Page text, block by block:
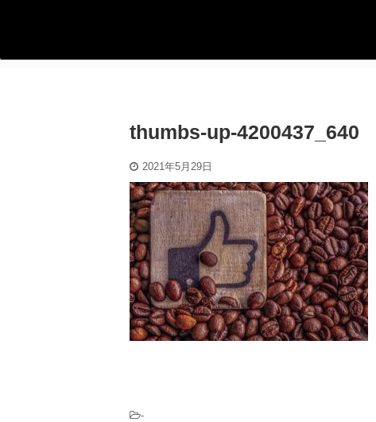
thumbs-up-4200437_640
2021年5月29日
-